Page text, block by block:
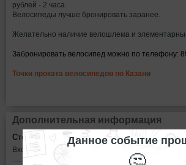
рублей - 2 часа
Велосипеды лучше бронировать заранее.
Желательно наличие велошлема и
Забронировать велосипед можно по телефону:
Точки проката велосипедов по Казани
Дополнительная информация
Стоимость билетов:
Вход свободный
Данное событие